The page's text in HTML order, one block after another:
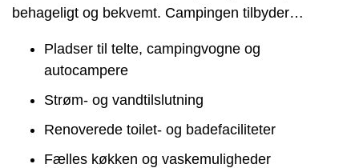
behageligt og bekvemt. Campingen tilbyder…
Pladser til telte, campingvogne og
autocampere
Strøm- og vandtilslutning
Renoverede toilet- og badefaciliteter
Fælles køkken og vaskemuligheder